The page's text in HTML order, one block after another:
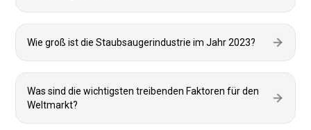
Wie groß ist die Staubsaugerindustrie im Jahr 2023?
Was sind die wichtigsten treibenden Faktoren für den
Weltmarkt?